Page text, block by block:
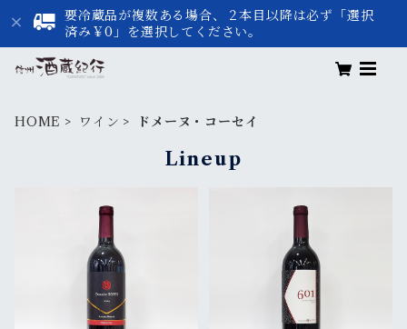
要冷蔵品が複数ある場合、２本目以降は必ず「選択
済み￥0」を選択してください。
HOME ワイン ドメーヌ・コーセイ
Lineup